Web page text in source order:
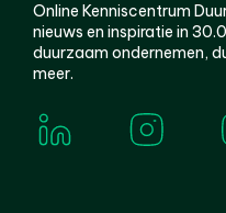
Online Kenniscentrum
nieuws en inspiratie in
duurzaam ondernemen,
meer.